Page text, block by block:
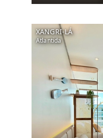
XANGRI-LÁ
Atlantida